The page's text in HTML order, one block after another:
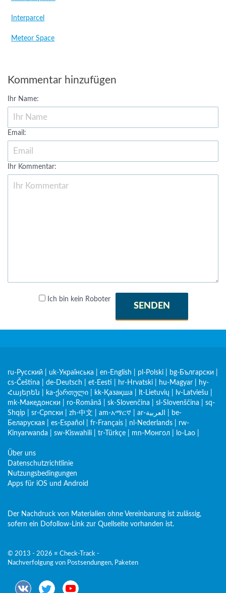
Interparcel
Meteor Space
Kommentar hinzufügen
Ihr Name:
Email:
Ihr Kommentar:
Ich bin kein Roboter
SENDEN
ru-Русский uk-Українська en-English pl-Polski bg-Български
cs-Čeština
de-Deutsch et-Eesti hr-Hrvatski hu-Magyar
hy-
Հայերեն
ka-ქართული kk-Қазақша lt-Lietuvių lv-Latviešu
mk-Македонски
ro-Română sk-Slovenčina sl-Slovenščina
sq-
Shqip
sr-Српски zh-中文 am-አማርኛ ar-العربية
be-
Беларуская
es-Español fr-Français nl-Nederlands
rw-
Kinyarwanda
sw-Kiswahili tr-Türkçe mn-Монгол lo-Lao
Über uns
Datenschutzrichtlinie
Nutzungsbedingungen
Apps für iOS und Android
Der Nachdruck von Materialien ohne Vereinbarung ist zulässig,
sofern ein Dofollow-Link zur Quellseite vorhanden ist.
© 2013 - 2026 ≡ Check-Track -
Nachverfolgung von Postsendungen, Paketen